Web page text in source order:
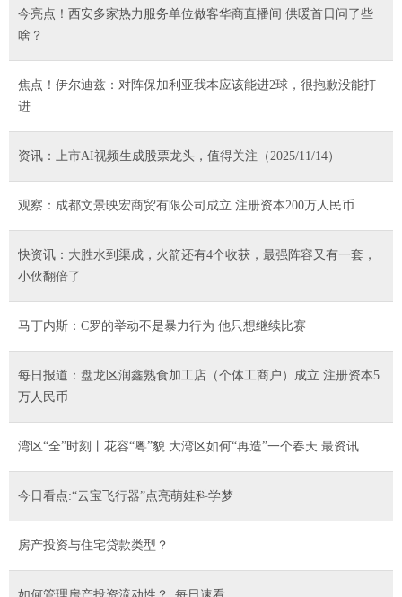
今亮点！西安多家热力服务单位做客华商直播间 供暖首日问了些
啥？
焦点！伊尔迪兹：对阵保加利亚我本应该能进2球，很抱歉没能打
进
资讯：上市AI视频生成股票龙头，值得关注（2025/11/14）
观察：成都文景映宏商贸有限公司成立 注册资本200万人民币
快资讯：大胜水到渠成，火箭还有4个收获，最强阵容又有一套，
小伙翻倍了
马丁内斯：C罗的举动不是暴力行为 他只想继续比赛
每日报道：盘龙区润鑫熟食加工店（个体工商户）成立 注册资本5
万人民币
湾区“全”时刻丨花容“粤”貌 大湾区如何“再造”一个春天 最资讯
今日看点:“云宝飞行器”点亮萌娃科学梦
房产投资与住宅贷款类型？